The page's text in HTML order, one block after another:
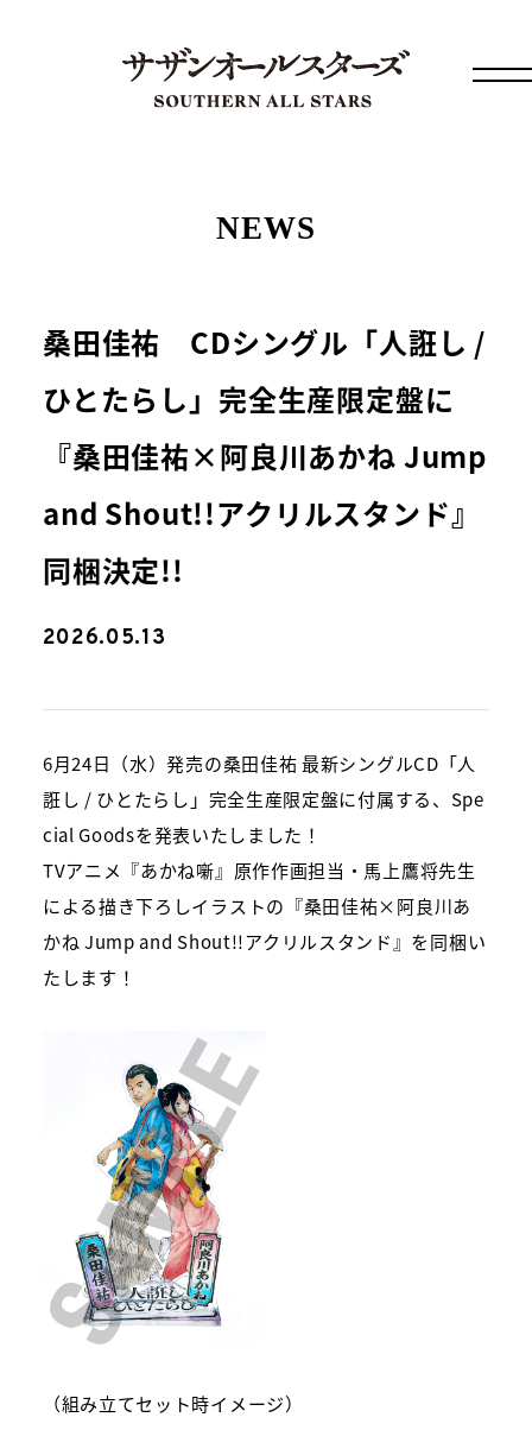
NEWS
桑田佳祐 CDシングル「人誑し /
ひとたらし」完全生産限定盤に
『桑田佳祐×阿良川あかね Jump
and Shout!!アクリルスタンド』
同梱決定!!
2026.05.13
6月24日（水）発売の桑田佳祐 最新シングルCD「人
誑し / ひとたらし」完全生産限定盤に付属する、Spe
cial Goodsを発表いたしました！
TVアニメ『あかね噺』原作作画担当・馬上鷹将先生
による描き下ろしイラストの『桑田佳祐×阿良川あ
かね Jump and Shout!!アクリルスタンド』を同梱い
たします！
（組み立てセット時イメージ）